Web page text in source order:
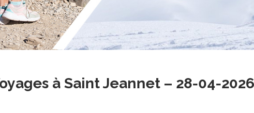
à Saint Jeannet – 28-04-2026